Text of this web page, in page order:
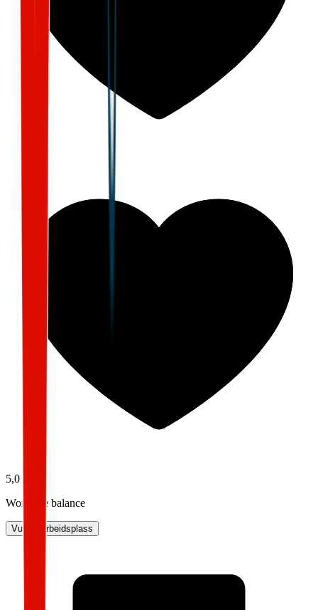
5,0
Work-life balance
Vurder arbeidsplass